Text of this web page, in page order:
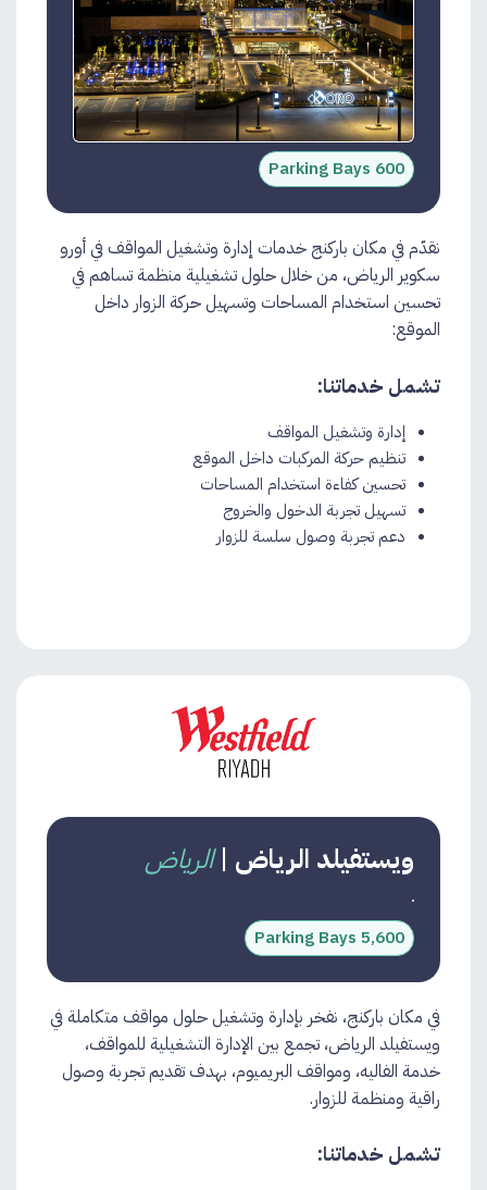
600 Parking Bays
نقدّم في مكان باركنج خدمات إدارة وتشغيل المواقف في أورو
سكوير الرياض، من خلال حلول تشغيلية منظمة تساهم في
تحسين استخدام المساحات وتسهيل حركة الزوار داخل
الموقع:
تشمل خدماتنا:
إدارة وتشغيل المواقف
تنظيم حركة المركبات داخل الموقع
تحسين كفاءة استخدام المساحات
تسهيل تجربة الدخول والخروج
دعم تجربة وصول سلسة للزوار
ويستفيلد الرياض | الرياض
5,600 Parking Bays
في مكان باركنج، نفخر بإدارة وتشغيل حلول مواقف متكاملة في
ويستفيلد الرياض، تجمع بين الإدارة التشغيلية للمواقف،
خدمة الفاليه، ومواقف البريميوم، بهدف تقديم تجربة وصول
راقية ومنظمة للزوار.
تشمل خدماتنا: